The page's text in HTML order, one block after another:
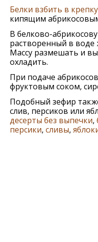
Белки взбить в
кипящим
В белково-
растворенный в воде
Массу размешать и
охладить.
При подаче
фруктовым соком,
Подобный зефир
слив, персиков или
десерты без выпечки,
персики, сливы,